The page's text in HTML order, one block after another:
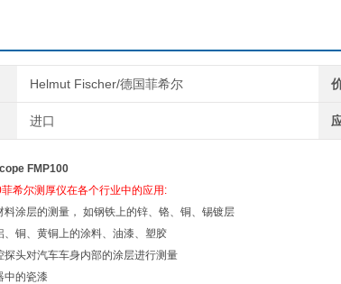
Helmut Fischer/德国菲希尔
进口
FMP100
希尔测厚仪在各个行业中的应用:
料涂层的测量， 如钢铁上的锌、铬、铜、锡镀层
、铜、黄铜上的涂料、油漆、塑胶
探头对汽车车身内部的涂层进行测量
中的瓷漆